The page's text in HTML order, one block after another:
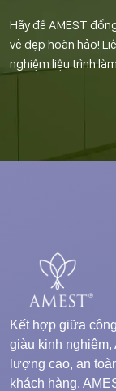
Hãy để AMEST
vẻ đẹp hoàn hảo!
nghiệm liệu trình
Kết hợp giữa
giàu kinh nghiệm,
lượng cao, an
khách hàng,